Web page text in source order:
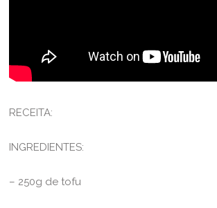
RECEITA:
INGREDIENTES:
– 250g de tofu